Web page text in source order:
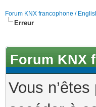
Forum KNX francophone /
Erreur
Forum KNX
Vous